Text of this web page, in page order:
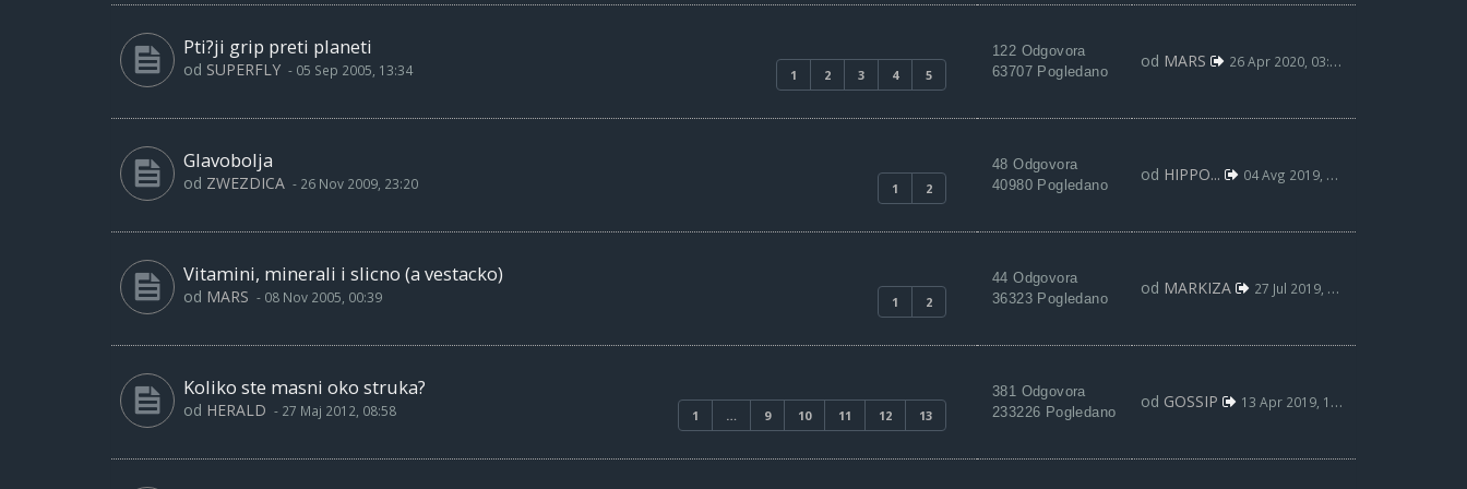
Pti?ji grip preti planeti
1 2 3 4 5
od SUPERFLY - 05 Sep 2005, 13:34
122 Odgovora
63707 Pogledano
od MARS 26 Apr 2020, 03:56
Glavobolja
1 2
od ZWEZDICA - 26 Nov 2009, 23:20
48 Odgovora
40980 Pogledano
od HIPPO... 04 Avg 2019, 23:46
Vitamini, minerali i slicno (a vestacko)
1 2
od MARS - 08 Nov 2005, 00:39
44 Odgovora
36323 Pogledano
od MARKIZA 27 Jul 2019, 22:06
Koliko ste masni oko struka?
1 … 9 10 11 12 13
od HERALD - 27 Maj 2012, 08:58
381 Odgovora
233226 Pogledano
od GOSSIP 13 Apr 2019, 12:37